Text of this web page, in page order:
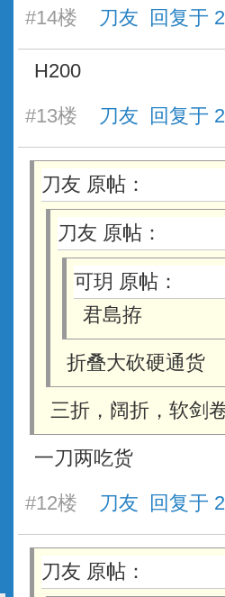
#14楼 刀友 回复于
H200
#13楼 刀友 回复于
刀友 原帖：
刀友 原帖：
可玥 原帖：
君島拵
折叠大砍硬通货
三折，阔折，软剑
一刀两吃货
#12楼 刀友 回复于
刀友 原帖：